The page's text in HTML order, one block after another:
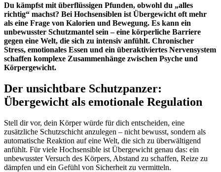
Du kämpfst mit überflüssigen Pfunden, obwohl du „alles
richtig“ machst? Bei Hochsensiblen ist Übergewicht oft mehr
als eine Frage von Kalorien und Bewegung. Es kann ein
unbewusster Schutzmantel sein – eine körperliche Barriere
gegen eine Welt, die sich zu intensiv anfühlt. Chronischer
Stress, emotionales Essen und ein überaktiviertes Nervensystem
schaffen komplexe Zusammenhänge zwischen Psyche und
Körpergewicht.
Der unsichtbare Schutzpanzer:
Übergewicht als emotionale Regulation
Stell dir vor, dein Körper würde für dich entscheiden, eine
zusätzliche Schutzschicht anzulegen – nicht bewusst, sondern als
automatische Reaktion auf eine Welt, die sich zu überwältigend
anfühlt. Für viele Hochsensible ist Übergewicht genau das: ein
unbewusster Versuch des Körpers, Abstand zu schaffen, Reize zu
dämpfen und ein Gefühl von Sicherheit zu vermitteln.